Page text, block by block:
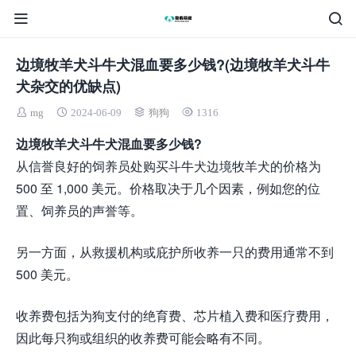
边境牧羊犬斗牛犬混血要多少钱?(边境牧羊犬斗牛
犬杂交的优缺点)
mg 2024-06-09 狗狗 1316
边境牧羊犬斗牛犬混血要多少钱?
从信誉良好的饲养员处购买斗牛犬边境牧羊犬的价格为
500 至 1,000 美元。价格取决于几个因素，例如您的位
置、饲养员的声誉等。
另一方面，从救援机构或庇护所收养一只的费用通常不到
500 美元。
收养费包括为狗支付的绝育费、芯片植入费和医疗费用，
因此每只狗或组织的收养费可能会略有不同。